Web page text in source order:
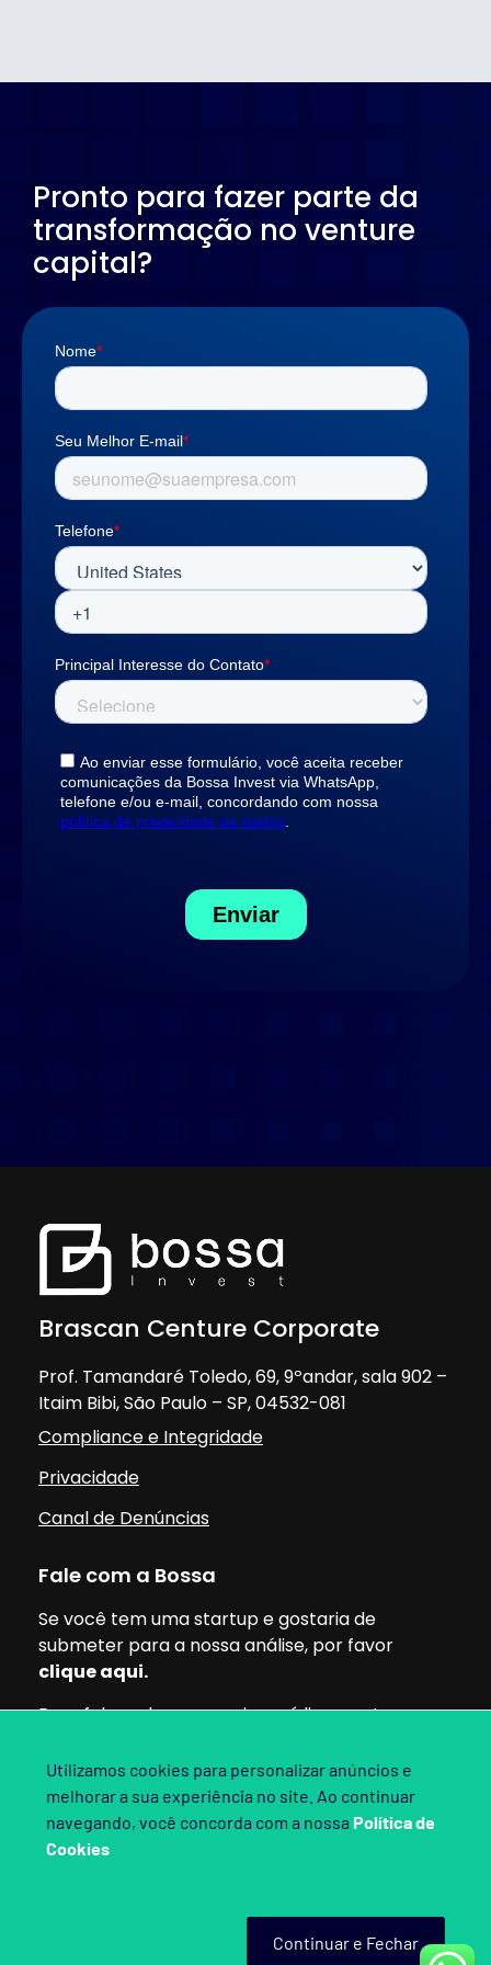
Pronto para fazer parte da
transformação no venture
capital?
Brascan Centure Corporate
Prof. Tamandaré Toledo, 69, 9ºandar, sala 902 –
Itaim Bibi, São Paulo – SP, 04532-081
Compliance e Integridade
Privacidade
Canal de Denúncias
Fale com a Bossa
Se você tem uma startup e gostaria de
submeter para a nossa análise, por favor
clique aqui.
Para falar sobre parcerias, mídia ou outros
Siga nossas redes:
Utilizamos cookies para personalizar anúncios e
melhorar a sua experiência no site. Ao continuar
navegando, você concorda com a nossa Política de
Cookies
Continuar e Fechar